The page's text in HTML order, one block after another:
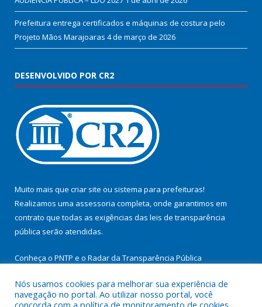
Prefeitura entrega certificados e máquinas de costura pelo
Projeto Mãos Marajoaras 4 de março de 2026
DESENVOLVIDO POR CR2
Muito mais que criar site ou sistema para prefeituras!
Realizamos uma assessoria completa, onde garantimos em
contrato que todas as exigências das leis de transparência
pública serão atendidas.
Conheça o PNTP e o Radar da Transparência Pública
Nós usamos cookies para melhorar sua experiência de
navegação no portal. Ao utilizar nosso portal, você
concorda com a política de monitoramento de cookies.